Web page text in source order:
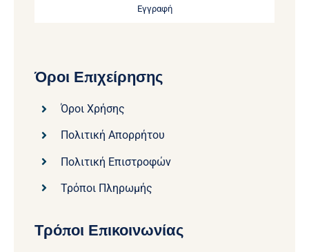
Εγγραφή
Όροι Επιχείρησης
Όροι Χρήσης
Πολιτική Απορρήτου
Πολιτική Επιστροφών
Τρόποι Πληρωμής
Τρόποι Επικοινωνίας